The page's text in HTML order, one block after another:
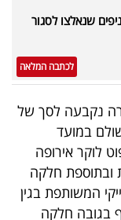
שנאלצו לסגור
לכתבה המלאה
נקבעה לסך של
אשר שולם במועד
לוקר אירופה
ובתוספת חלקה
המשותפת בגין
סך נוסף בגובה חלקה